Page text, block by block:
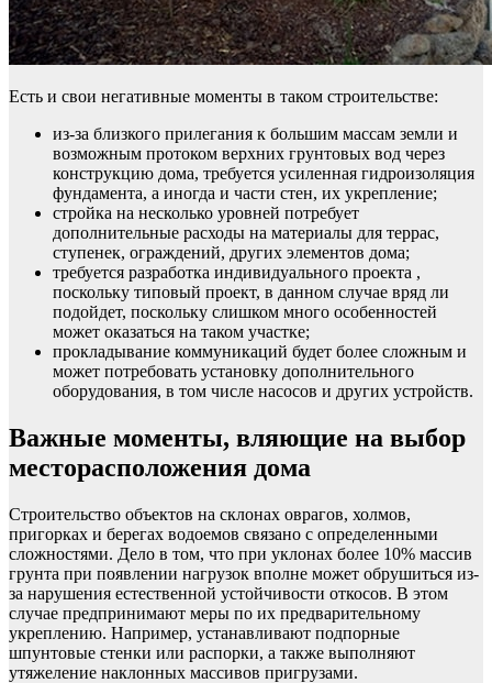
Есть и свои негативные моменты в таком строительстве:
из-за близкого прилегания к большим массам земли и
возможным протоком верхних грунтовых вод через
конструкцию дома, требуется усиленная гидроизоляция
фундамента, а иногда и части стен, их укрепление;
стройка на несколько уровней потребует
дополнительные расходы на материалы для террас,
ступенек, ограждений, других элементов дома;
требуется разработка индивидуального проекта ,
поскольку типовый проект, в данном случае вряд ли
подойдет, поскольку слишком много особенностей
может оказаться на таком участке;
прокладывание коммуникаций будет более сложным и
может потребовать установку дополнительного
оборудования, в том числе насосов и других устройств.
Важные моменты, вляющие на выбор
месторасположения дома
Строительство объектов на склонах оврагов, холмов,
пригорках и берегах водоемов связано с определенными
сложностями. Дело в том, что при уклонах более 10% массив
грунта при появлении нагрузок вполне может обрушиться из-
за нарушения естественной устойчивости откосов. В этом
случае предпринимают меры по их предварительному
укреплению. Например, устанавливают подпорные
шпунтовые стенки или распорки, а также выполняют
утяжеление наклонных массивов пригрузами.